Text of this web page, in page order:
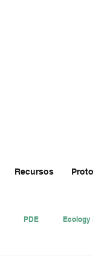
Recursos
PDE Ecology